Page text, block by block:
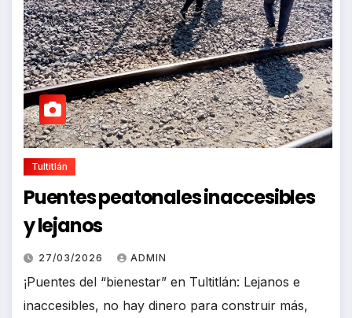
Tultitlán
Puentes peatonales inaccesibles
y lejanos
27/03/2026 ADMIN
¡Puentes del “bienestar” en Tultitlán: Lejanos e
inaccesibles, no hay dinero para construir más,